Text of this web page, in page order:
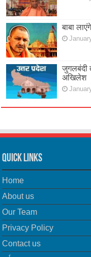
बाबा
जुगलबंदी
अखिलेश
Quick Links
Home
About us
Our Team
Privacy Policy
Contact us